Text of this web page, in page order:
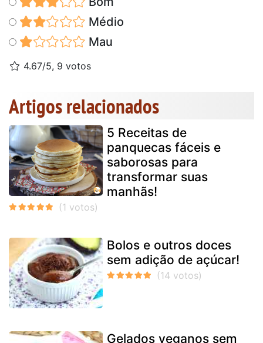
Médio
Mau
4.67/5, 9 votos
Artigos relacionados
5 Receitas de
panquecas fáceis e
saborosas para
transformar suas
manhãs!
Bolos e outros doces
sem adição de açúcar!
Gelados veganos sem